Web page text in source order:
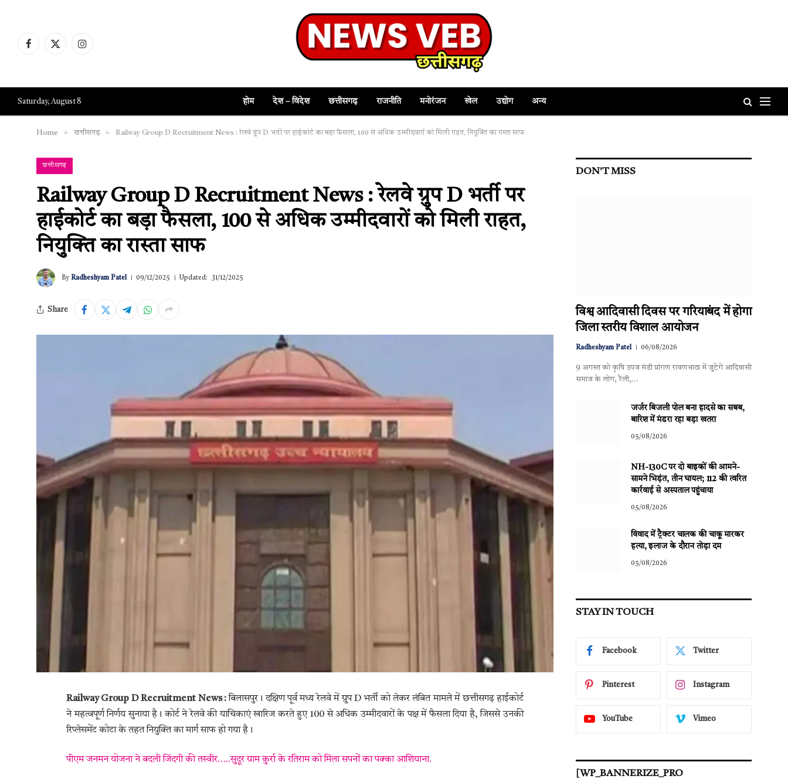
Facebook
X
Instagram
Saturday, August 8 होम देश – विदेश छत्तीसगढ़ राजनीति मनोरंजन खेल उद्योग अन्य
Home » छत्तीसगढ़ » Railway Group D Recruitment News : रेलवे ग्रुप D भर्ती पर हाईकोर्ट का बड़ा फैसला, 100 से अधिक उम्मीदवारों को मिली राहत, नियुक्ति का रास्ता साफ
छत्तीसगढ़
Railway Group D Recruitment News : रेलवे ग्रुप D भर्ती पर
हाईकोर्ट का बड़ा फैसला, 100 से अधिक उम्मीदवारों को मिली राहत,
नियुक्ति का रास्ता साफ
By Radheshyam Patel 09/12/2025 Updated: 31/12/2025
Share
Railway Group D Recruitment News :बिलासपुर। दक्षिण पूर्व मध्य रेलवे में ग्रुप D भर्ती को लेकर लंबित मामले में छत्तीसगढ़ हाईकोर्ट
ने महत्वपूर्ण निर्णय सुनाया है। कोर्ट ने रेलवे की याचिकाएं खारिज करते हुए 100 से अधिक उम्मीदवारों के पक्ष में फैसला दिया है, जिससे उनकी
रिप्लेसमेंट कोटा के तहत नियुक्ति का मार्ग साफ हो गया है।
पीएम जनमन योजना ने बदली जिंदगी की तस्वीर…..सुदूर ग्राम कुर्रा के रतिराम को मिला सपनों का पक्का आशियाना.
DON'T MISS
विश्व आदिवासी दिवस पर गरियाबंद में होगा
जिला स्तरीय विशाल आयोजन
Radheshyam Patel 06/08/2026
9 अगस्त को कृषि उपज मंडी प्रांगण रावणभाठा में जुटेंगे आदिवासी
समाज के लोग, रैली,…
जर्जर बिजली पोल बना हादसे का सबब,
बारिश में मंडरा रहा बड़ा खतरा
05/08/2026
NH-130C पर दो बाइकों की आमने-
सामने भिड़ंत, तीन घायल; 112 की त्वरित
कार्रवाई से अस्पताल पहुंचाया
05/08/2026
विवाद में ट्रैक्टर चालक की चाकू मारकर
हत्या, इलाज के दौरान तोड़ा दम
05/08/2026
STAY IN TOUCH
Facebook Twitter
Pinterest Instagram
YouTube Vimeo
[WP_BANNERIZE_PRO